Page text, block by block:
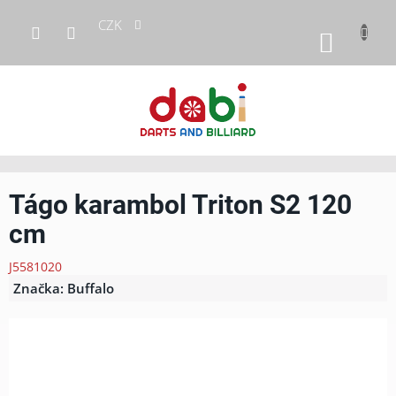
obsah
CZK
KOŠÍK
Tágo karambol Triton S2 120
cm
J5581020
Značka: Buffalo